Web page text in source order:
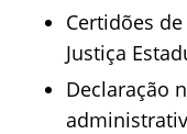
Certidões
Justiça
Declaração